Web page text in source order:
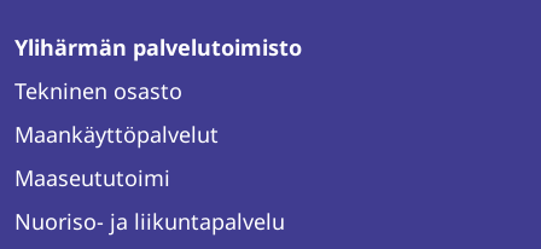
Ylihärmän palvelutoimisto
Tekninen osasto
Maankäyttöpalvelut
Maaseututoimi
Nuoriso- ja liikuntapalvelu